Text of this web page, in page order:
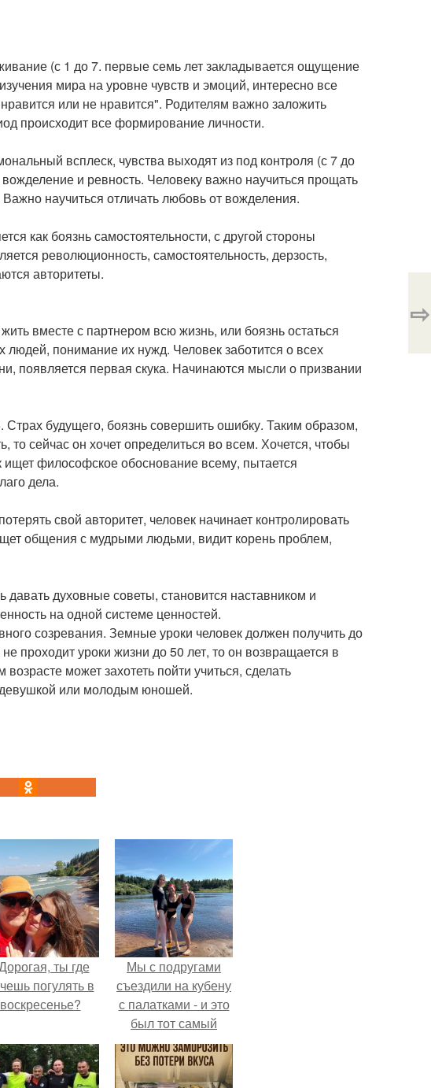
(с 1 до 7. первые семь лет закладывается ощущение
мира на уровне чувств и эмоций, интересно все
или не нравится". Родителям важно заложить
происходит все формирование личности.
всплеск, чувства выходят из под контроля (с 7 до
и ревность. Человеку важно научиться прощать
научиться отличать любовь от вожделения.
как боязнь самостоятельности, с другой стороны
революционность, самостоятельность, дерзость,
авторитеты.
вместе с партнером всю жизнь, или боязнь остаться
понимание их нужд. Человек заботится о всех
появляется первая скука. Начинаются мысли о призвании
будущего, боязнь совершить ошибку. Таким образом,
то сейчас он хочет определиться во всем. Хочется, чтобы
философское обоснование всему, пытается
дела.
свой авторитет, человек начинает контролировать
общения с мудрыми людьми, видит корень проблем,
духовные советы, становится наставником и
на одной системе ценностей.
созревания. Земные уроки человек должен получить до
проходит уроки жизни до 50 лет, то он возвращается в
может захотеть пойти учиться, сделать
или молодым юношей.
⇨
ты где
погулять в
воскресенье?
Мы с подругами
съездили на кубену
с палатками - и это
был тот самый
отдых, после
которого долго
смеёшься,